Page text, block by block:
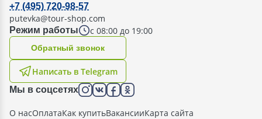
Режим работы с 08:00 до 19:00
+7 (495) 720-98-57
putevka@tour-shop.com
Написать в Telegram
Oбратный звонок
Мы в соцсетях
О насОплатаКак купитьВакансииКарта сайта